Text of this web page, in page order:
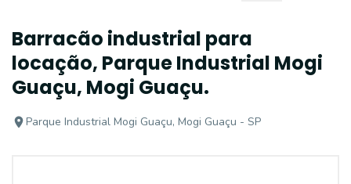
Barracão industrial para
locação, Parque Industrial Mogi
Guaçu, Mogi Guaçu.
Parque Industrial Mogi Guaçu, Mogi Guaçu - SP